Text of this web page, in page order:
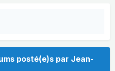
posté(e)s par Jean-